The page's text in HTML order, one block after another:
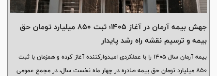
جهش بیمه آرمان در آغاز ۱۴۰۵؛ ثبت ۸۵۰ میلیارد تومان حق
بیمه و ترسیم نقشه راه رشد پایدار
بیمه آرمان سال ۱۴۰۵ را با عملکردی امیدوارکننده آغاز کرده و همزمان با ثبت
۸۵۰ میلیارد تومان حق بیمه صادره در چهار ماه نخست سال، در مجمع عمومی